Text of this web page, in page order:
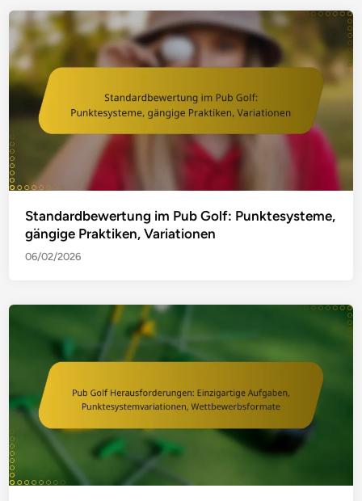
Standardbewertung im Pub Golf: Punktesysteme,
gängige Praktiken, Variationen
06/02/2026